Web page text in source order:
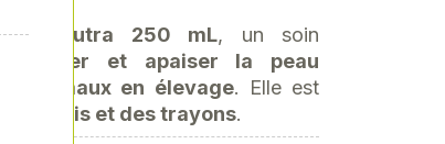
Eutra 250 mL, un soin
protéger et apaiser la peau
animaux en élevage. Elle est
des pis et des trayons.